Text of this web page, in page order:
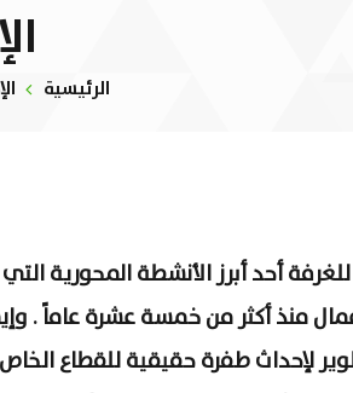
الرئيسية
أحد أبرز الأنشطة المحورية
منذ أكثر من خمسة عشرة عاماً .
لإحداث طفرة حقيقية للقطاع